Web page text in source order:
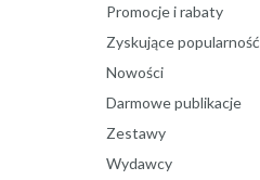
Promocje i rabaty
Zyskujące popularność
Nowości
Darmowe publikacje
Zestawy
Wydawcy